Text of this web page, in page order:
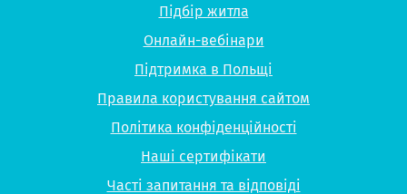
Підбір житла
Онлайн-вебінари
Підтримка в Польщі
Правила користування сайтом
Політика конфіденційності
Наші сертифікати
Часті запитання та відповіді